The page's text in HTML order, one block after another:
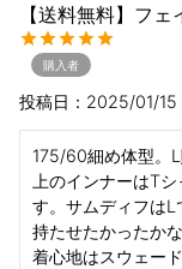
【送料無料】フ
購入者
投稿日 2025/01/15
175/60細め体型。L
上のインナーはT
す。サムディフはL
持たせたかったか
着心地はスウェー